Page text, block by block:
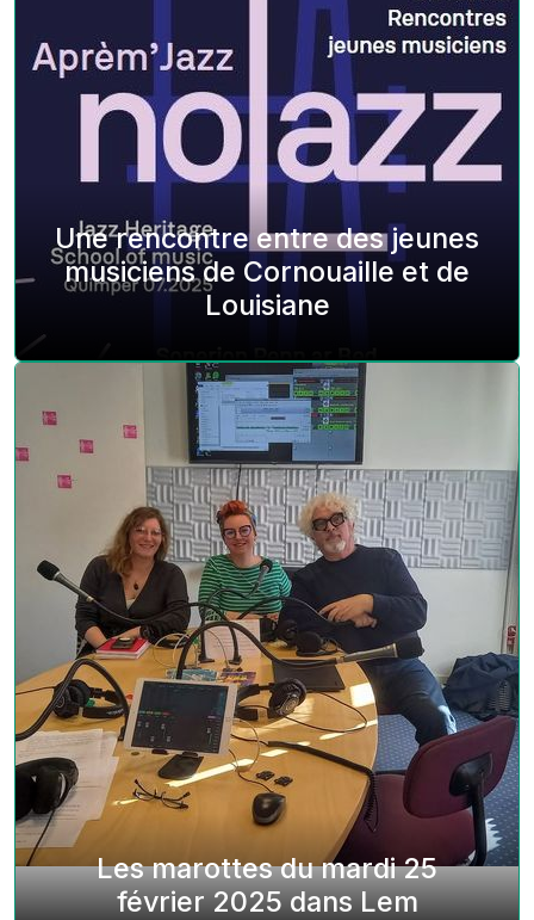
Une rencontre entre des jeunes
musiciens de Cornouaille et de
Louisiane
Les marottes du mardi 25
février 2025 dans Lem